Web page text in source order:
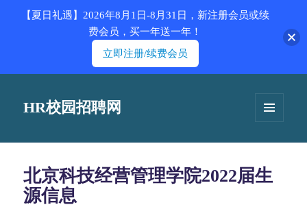
HR校园招聘网
北京科技经营管理学院2022届生
源信息
【夏日礼遇】2026年8月1日-8月31日，新注册会员或续
费会员，买一年送一年！
立即注册/续费会员